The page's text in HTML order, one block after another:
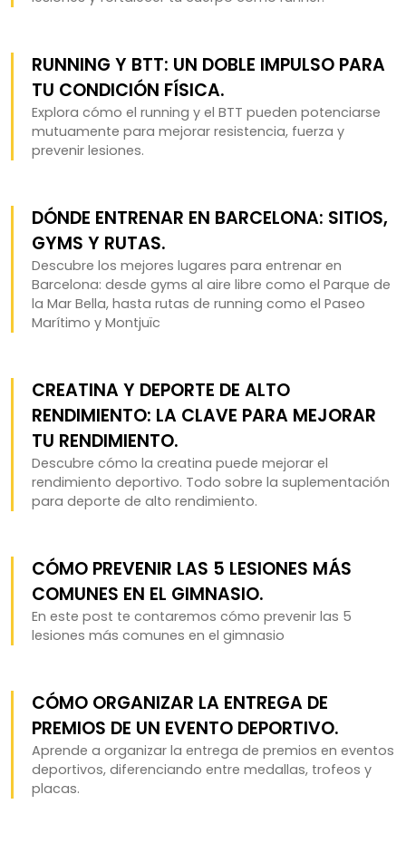
RUNNING Y BTT: UN DOBLE IMPULSO PARA
TU CONDICIÓN FÍSICA.
Explora cómo el running y el BTT pueden potenciarse
mutuamente para mejorar resistencia, fuerza y
prevenir lesiones.
DÓNDE ENTRENAR EN BARCELONA: SITIOS,
GYMS Y RUTAS.
Descubre los mejores lugares para entrenar en
Barcelona: desde gyms al aire libre como el Parque de
la Mar Bella, hasta rutas de running como el Paseo
Marítimo y Montjuïc
CREATINA Y DEPORTE DE ALTO
RENDIMIENTO: LA CLAVE PARA MEJORAR
TU RENDIMIENTO.
Descubre cómo la creatina puede mejorar el
rendimiento deportivo. Todo sobre la suplementación
para deporte de alto rendimiento.
CÓMO PREVENIR LAS 5 LESIONES MÁS
COMUNES EN EL GIMNASIO.
En este post te contaremos cómo prevenir las 5
lesiones más comunes en el gimnasio
CÓMO ORGANIZAR LA ENTREGA DE
PREMIOS DE UN EVENTO DEPORTIVO.
Aprende a organizar la entrega de premios en eventos
deportivos, diferenciando entre medallas, trofeos y
placas.